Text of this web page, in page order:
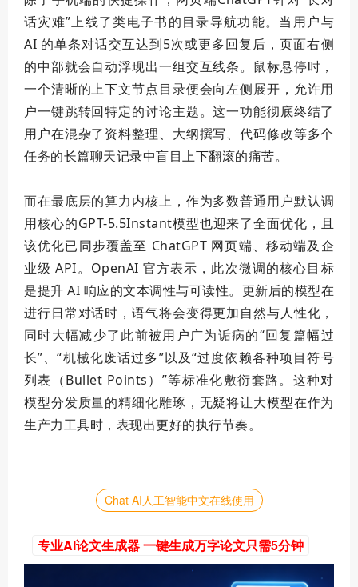
话灾难”上线了类电子书的目录导航功能。当用户与
AI 的单条对话交互达到5次或更多回复后，页面右侧
的中部就会自动浮现出一组交互线条。鼠标悬停时，
一个清晰的上下文节点目录便会向左侧展开，允许用
户一键跳转回特定的讨论主题。这一功能彻底终结了
用户在混杂了资料整理、大纲撰写、代码修改等多个
任务的长篇聊天记录中盲目上下翻滚的痛苦。
而在最底层的算力内核上，作为多数普通用户默认调
用核心的GPT-5.5Instant模型也迎来了全面优化，且
该优化已同步覆盖至 ChatGPT 网页端、移动端及企
业级 API。OpenAI 官方表示，此次微调的核心目标
是提升 AI 响应的文本调性与可读性。更新后的模型在
进行日常对话时，语气将会变得更加自然与人性化，
同时大幅减少了此前被用户广为诟病的“回复篇幅过
长”、“机械化废话过多”以及“过度依赖各种项目符号
列表（Bullet Points）”等标准化敷衍套路。这种对
模型分发质量的精细化雕琢，无疑将让大模型在作为
生产力工具时，表现出更好的执行节奏。
Chat AI人工智能中文在线使用
专业AI论文生成器 一键生成万字论文只需5分钟